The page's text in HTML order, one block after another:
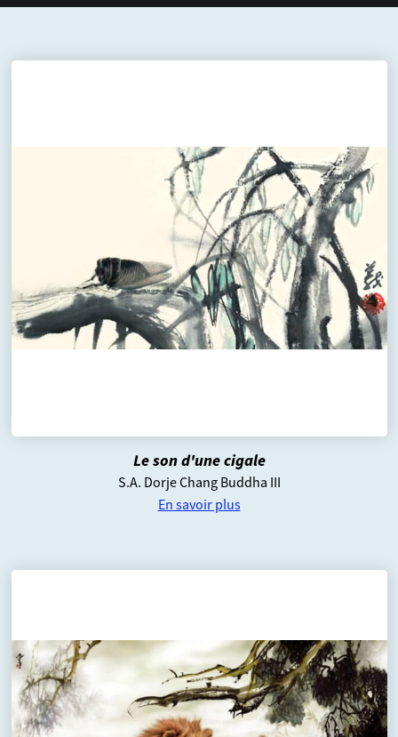
Le son d'une cigale
S.A. Dorje Chang Buddha III
En savoir plus